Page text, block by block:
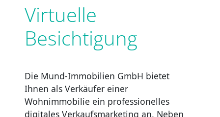
Virtuelle
Besichtigung
Die Mund-Immobilien GmbH bietet
Ihnen als Verkäufer einer
Wohnimmobilie ein professionelles
digitales Verkaufsmarketing an. Neben